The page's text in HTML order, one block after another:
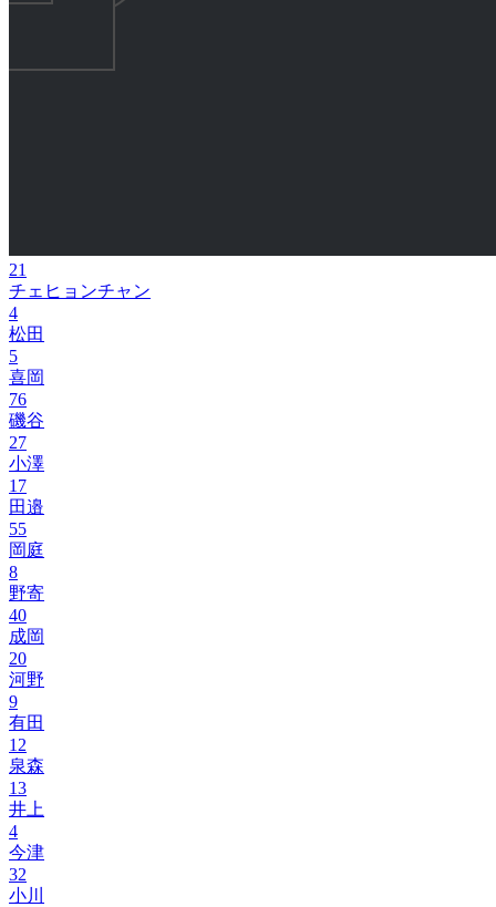
21
チェヒョンチャン
4
松田
5
喜岡
76
磯谷
27
小澤
17
田邉
55
岡庭
8
野寄
40
成岡
20
河野
9
有田
12
泉森
13
井上
4
今津
32
小川